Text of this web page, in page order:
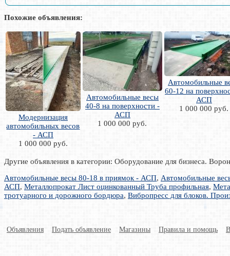
Похожие объявления:
Модернизация
автомобильных весов
- АСП
1 000 000 руб.
Автомобильные весы
40-8 на поверхности -
АСП
1 000 000 руб.
Автомобильные
60-12 на
АСП
1 000 000 руб.
Другие объявления в категории: Оборудование для бизнеса.
Автомобильные весы 80-18 в приямок - АСП, Автомобильные
АСП, Металлопрокат Лист оцинкованный Труба профильная,
тротуарного и дорожного бордюра, Вибропресс для блоков.
Объявления Подать объявление Магазины Правила и помощь